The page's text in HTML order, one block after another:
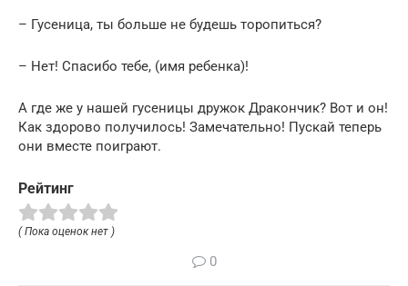
– Гусеница, ты больше не будешь торопиться?
– Нет! Спасибо тебе, (имя ребенка)!
А где же у нашей гусеницы дружок Дракончик? Вот и он!
Как здорово получилось! Замечательно! Пускай теперь
они вместе поиграют.
Рейтинг
( Пока оценок нет )
0